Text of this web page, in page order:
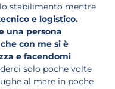
stabilimento mentre
e logistico.
una persona
con me si è
e facendomi
solo poche volte
al mare in poche